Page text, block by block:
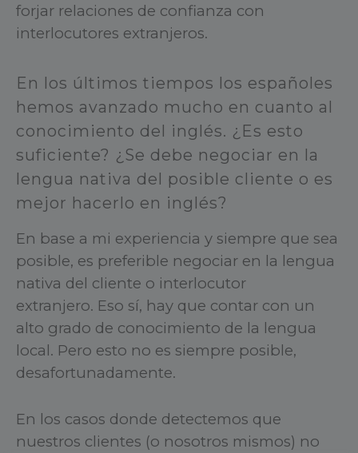
forjar relaciones de confianza con
interlocutores extranjeros.
En los últimos tiempos los españoles
hemos avanzado mucho en cuanto al
conocimiento del inglés. ¿Es esto
suficiente? ¿Se debe negociar en la
lengua nativa del posible cliente o es
mejor hacerlo en inglés?
En base a mi experiencia y siempre que sea
posible, es preferible negociar en la lengua
nativa del cliente o interlocutor
extranjero. Eso sí, hay que contar con un
alto grado de conocimiento de la lengua
local. Pero esto no es siempre posible,
desafortunadamente.
En los casos donde detectemos que
nuestros clientes (o nosotros mismos) no